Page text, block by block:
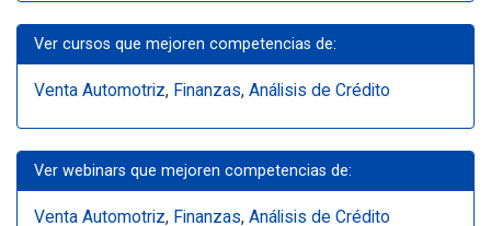
Ver cursos que mejoren competencias de:
Venta Automotriz, Finanzas, Análisis de Crédito
Ver webinars que mejoren competencias de:
Venta Automotriz, Finanzas, Análisis de Crédito